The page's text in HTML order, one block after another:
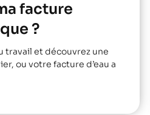
facture
?
travail et découvrez une
ou votre facture d’eau a